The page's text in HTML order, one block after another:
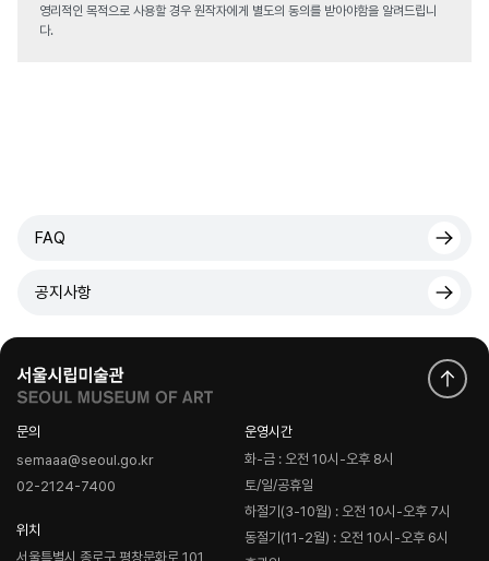
영리적인 목적으로 사용할 경우 원작자에게 별도의 동의를 받아야함을 알려드립니
다.
FAQ
공지사항
문의
semaaa@seoul.go.kr
02-2124-7400
위치
서울특별시 종로구 평창문화로 101
운영시간
화-금 : 오전 10시-오후 8시
토/일/공휴일
하절기(3-10월) : 오전 10시-오후 7시
동절기(11-2월) : 오전 10시-오후 6시